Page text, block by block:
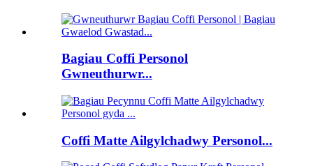
Bagiau Coffi Personol
Gwneuthurwr...
Coffi Matte Ailgylchadwy Personol...